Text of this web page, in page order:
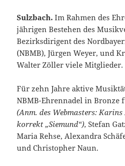
Sulzbach. Im Rahmen des
jährigen Bestehen des
Bezirksdirigent des
(NBMB), Jürgen Weyer, und
Walter Zöller viele Mitglieder.
Für zehn Jahre aktive
NBMB-Ehrennadel in Bronze
(Anm. des Webmasters:
korrekt „Siemund“), Stefan
Maria Rehse, Alexandra
und Christopher Naun.